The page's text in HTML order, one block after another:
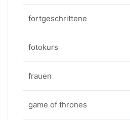
fortgeschrittene
fotokurs
frauen
game of thrones